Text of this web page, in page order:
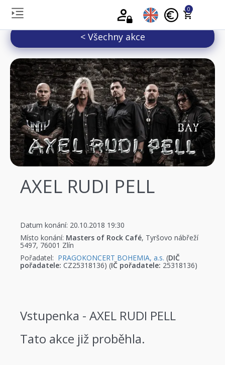
0
< Všechny akce
AXEL RUDI PELL
Datum konání: 20.10.2018 19:30
Místo konání: Masters of Rock Café, Tyršovo nábřeží
5497, 76001 Zlín
Pořadatel: PRAGOKONCERT BOHEMIA, a.s. (DIČ
pořadatele: CZ25318136) (IČ pořadatele: 25318136)
Vstupenka - AXEL RUDI PELL
Tato akce již proběhla.